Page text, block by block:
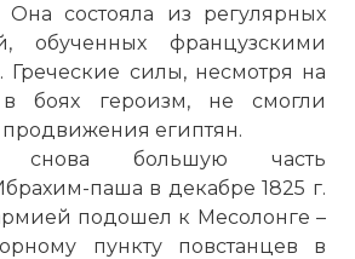
состояла из регулярных
обученных французскими
Греческие силы, несмотря на
боях героизм, не смогли
продвижения египтян.
снова большую часть
паша в декабре 1825 г.
подошел к Месолонге –
пункту повстанцев в